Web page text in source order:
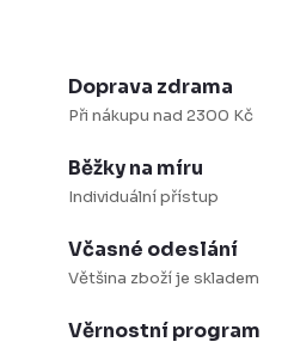
Doprava zdrama
Při nákupu nad 2300 Kč
Běžky na míru
Individuální přístup
Včasné odeslání
Většina zboží je skladem
Věrnostní program